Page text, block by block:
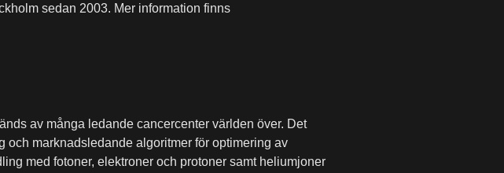
sedan 2003. Mer information finns
av många ledande cancercenter världen över. Det
och marknadsledande algoritmer för optimering av
med fotoner, elektroner och protoner samt heliumjoner